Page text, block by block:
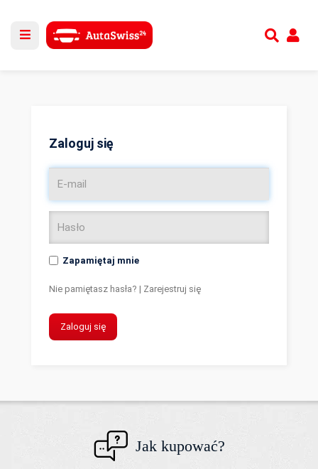
Zaloguj się
Zapamiętaj mnie
Nie pamiętasz hasła? | Zarejestruj się
Zaloguj się
Jak kupować?